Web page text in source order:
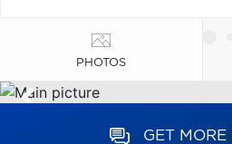
PHOTOS
GET MORE